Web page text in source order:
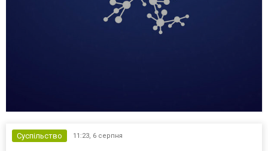
Суспільство 11:23, 6 серпня